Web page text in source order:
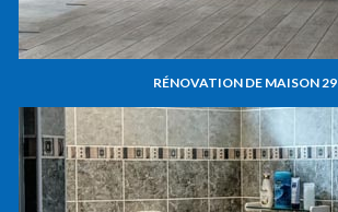
RÉNOVATION DE MAISON 29